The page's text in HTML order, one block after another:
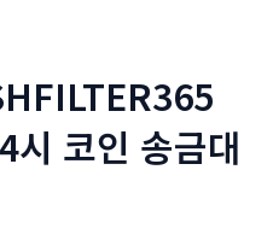
시 코인 송금대